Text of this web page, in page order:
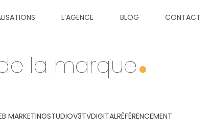
L’AGENCE BLOG CONTACT
la marque
MARKETINGSTUDIOV3TVDIGITALRÉFÉRENCEMENT